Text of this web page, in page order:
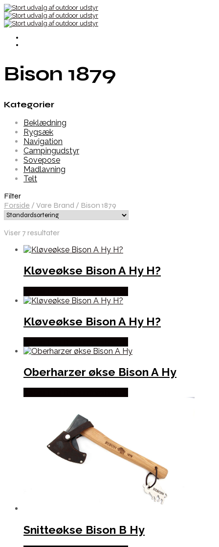
Bison 1879
Kategorier
Beklædning
Rygsæk
Navigation
Campingudstyr
Sovepose
Madlavning
Telt
Filter
Forside / Vare Brand / Bison 1879
Viser 7 resultater
Kløveøkse Bison A Hy H?
Kløveøkse Bison A Hy H?
Oberharzer økse Bison A Hy
Snitteøkse Bison B Hy